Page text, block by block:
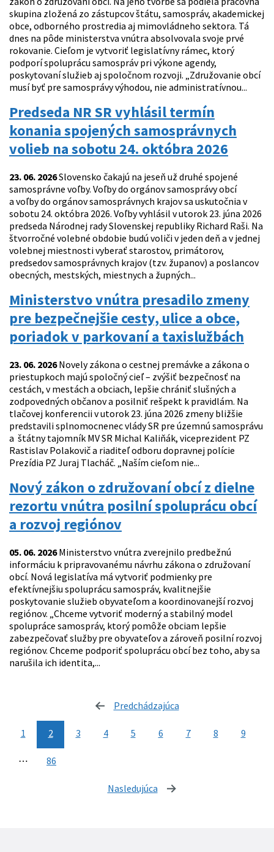
skupina zložená zo zástupcov štátu, samospráv, akademickej
obce, odborného prostredia aj mimovládneho sektora. Tá
dnes na pôde ministerstva vnútra absolvovala svoje prvé
rokovanie. Cieľom je vytvoriť legislatívny rámec, ktorý
podporí spoluprácu samospráv pri výkone agendy,
poskytovaní služieb aj spoločnom rozvoji. „Združovanie obcí
musí byť pre samosprávy výhodou, nie administratívnou...
Predseda NR SR vyhlásil termín
konania spojených samosprávnych
volieb na sobotu 24. októbra 2026
23. 06. 2026Slovensko čakajú na jeseň už druhé spojené
samosprávne voľby. Voľby do orgánov samosprávy obcí
a voľby do orgánov samosprávnych krajov sa uskutočnia v
sobotu 24. októbra 2026. Voľby vyhlásil v utorok 23. júna 2026
predseda Národnej rady Slovenskej republiky Richard Raši. Na
štvorročné volebné obdobie budú voliči v jeden deň a v jednej
volebnej miestnosti vyberať starostov, primátorov,
predsedov samosprávnych krajov (tzv. županov) a poslancov
obecných, mestských, miestnych a župných...
Ministerstvo vnútra presadilo zmeny
pre bezpečnejšie cesty, ulice a obce,
poriadok v parkovaní a taxislužbách
23. 06. 2026Novely zákona o cestnej premávke a zákona o
priestupkoch majú spoločný cieľ – zvýšiť bezpečnosť na
cestách, v mestách a obciach, lepšie chrániť slušných a
zodpovedných občanov a posilniť rešpekt k pravidlám. Na
tlačovej konferencii v utorok 23. júna 2026 zmeny bližšie
predstavili splnomocnenec vlády SR pre územnú samosprávu
a štátny tajomník MV SR Michal Kaliňák, viceprezident PZ
Rastislav Polakovič a riaditeľ odboru dopravnej polície
Prezídia PZ Juraj Tlacháč. „Naším cieľom nie...
Nový zákon o združovaní obcí z dielne
rezortu vnútra posilní spoluprácu obcí
a rozvoj regiónov
05. 06. 2026Ministerstvo vnútra zverejnilo predbežnú
informáciu k pripravovanému návrhu zákona o združovaní
obcí. Nová legislatíva má vytvoriť podmienky pre
efektívnejšiu spoluprácu samospráv, kvalitnejšie
poskytovanie služieb obyvateľom a koordinovanejší rozvoj
regiónov. „Chceme vytvoriť moderný a stabilný model
spolupráce samospráv, ktorý pomôže obciam lepšie
zabezpečovať služby pre obyvateľov a zároveň posilní rozvoj
regiónov. Chceme podporiť spoluprácu obcí bez toho, aby sa
narušila ich identita,...
Predchádzajúca
1 2 3 4 5 6 7 8 9
⋯ 86
Nasledujúca stránka